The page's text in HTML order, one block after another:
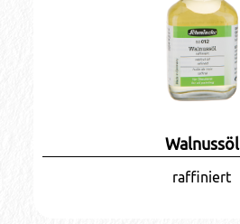
Walnussöl
raffiniert